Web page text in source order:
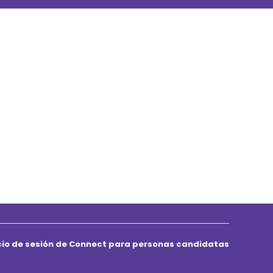
de sesión de Connect para personas candidatas